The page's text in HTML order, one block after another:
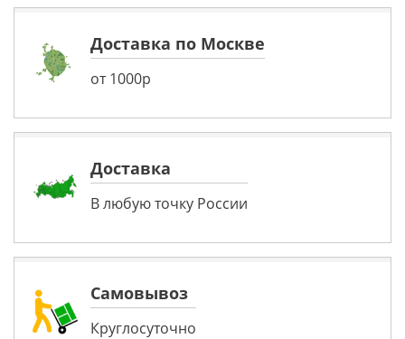
Доставка по Москве
от 1000р
Доставка
В любую точку России
Самовывоз
Круглосуточно